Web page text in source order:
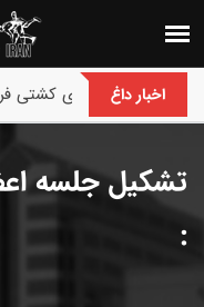
اخبار داغ
پایان رقابت های کشتی
تشکیل جلسه
: